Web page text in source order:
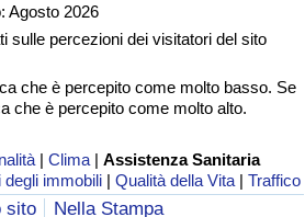
Agosto 2026
sulle percezioni dei visitatori del sito
che è percepito come molto basso. Se
che è percepito come molto alto.
|Clima |Assistenza Sanitaria
degli immobili |Qualità della Vita |Traffico
sito Nella Stampa
(Corrente)
per Nazione